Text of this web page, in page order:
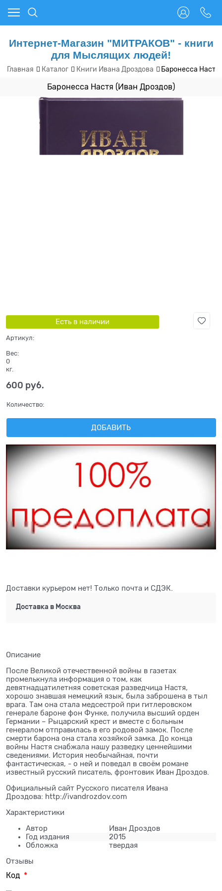
Интернет-Магазин "МИТРАКОВ" - книги
для Мыслящих людей!
Главная Каталог Книги Ивана Дроздова Баронесса
Баронесса Настя (Иван Дроздов)
Есть в наличии
Артикул:
Вес:
0
кг.
600 руб.
Количество:
ДОБАВИТЬ
Доставки курьером нет! Только почта и СДЭК.
Доставка в Москва
Описание
После Великой отечественной войны в газетах
промелькнула информация о том, как
девятнадцатилетняя советская разведчица Настя,
хорошо знавшая немецкий язык, была заброшена в тыл
врага. Там она стала медсестрой при гитлеровском
генерале бароне фон Функе, получила высший орден
Германии – Рыцарский крест и вместе с больным
генералом отправилась в его родовой замок. После
смерти барона она стала хозяйкой замка. До конца
войны Настя снабжала нашу разведку ценнейшими
сведениями. История необычайная, почти
фантастическая, - о ней и поведал в своём романе
известный русский писатель, фронтовик Иван Дроздов.
Официальный сайт Русского писателя Ивана
Дроздова: http://ivandrozdov.com
Характеристики
Автор
Иван Дроздов
Год издания
2015
Обложка
твердая
Отзывы
Код